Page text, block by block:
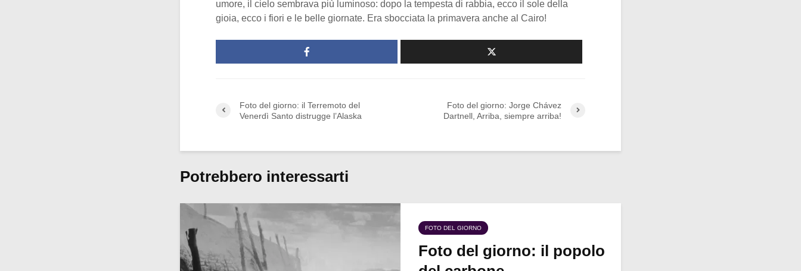
umore, il cielo sembrava più luminoso: dopo la tempesta di rabbia, ecco il sole della
gioia, ecco i fiori e le belle giornate. Era sbocciata la primavera anche al Cairo!
Foto del giorno: il Terremoto del
Venerdì Santo distrugge l’Alaska
Foto del giorno: Jorge Chávez
Dartnell, Arriba, siempre arriba!
Potrebbero interessarti
FOTO DEL GIORNO
Foto del giorno: il popolo